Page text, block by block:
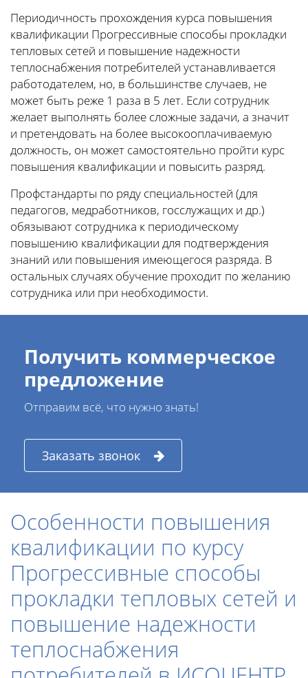
Периодичность прохождения курса повышения
квалификации Прогрессивные способы прокладки
тепловых сетей и повышение надежности
теплоснабжения потребителей устанавливается
работодателем, но, в большинстве случаев, не
может быть реже 1 раза в 5 лет. Если сотрудник
желает выполнять более сложные задачи, а значит
и претендовать на более высокооплачиваемую
должность, он может самостоятельно пройти курс
повышения квалификации и повысить разряд.
Профстандарты по ряду специальностей (для
педагогов, медработников, госслужащих и др.)
обязывают сотрудника к периодическому
повышению квалификации для подтверждения
знаний или повышения имеющегося разряда. В
остальных случаях обучение проходит по желанию
сотрудника или при необходимости.
Получить коммерческое
предложение
Отправим всё, что нужно знать!
Заказать звонок
Особенности повышения
квалификации по курсу
Прогрессивные способы
прокладки тепловых сетей и
повышение надежности
теплоснабжения